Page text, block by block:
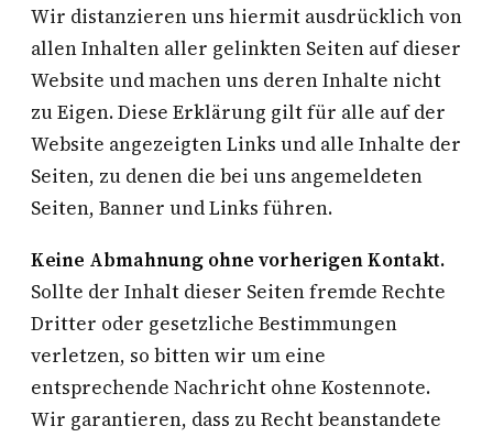
Wir distanzieren uns hiermit ausdrücklich von
allen Inhalten aller gelinkten Seiten auf dieser
Website und machen uns deren Inhalte nicht
zu Eigen. Diese Erklärung gilt für alle auf der
Website angezeigten Links und alle Inhalte der
Seiten, zu denen die bei uns angemeldeten
Seiten, Banner und Links führen.
Keine Abmahnung ohne vorherigen Kontakt.
Sollte der Inhalt dieser Seiten fremde Rechte
Dritter oder gesetzliche Bestimmungen
verletzen, so bitten wir um eine
entsprechende Nachricht ohne Kostennote.
Wir garantieren, dass zu Recht beanstandete